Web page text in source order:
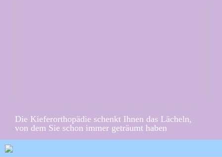
Die Kieferorthopädie schenkt Ihnen das Lächeln,
von dem Sie schon immer geträumt haben